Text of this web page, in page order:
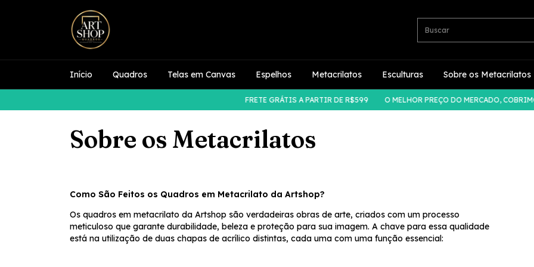
Início Quadros Telas em Canvas Espelhos Metacrilatos Esculturas Sobre os Metacrilatos
FRETE GRÁTIS A PARTIR DE R$599 O MELHOR PREÇO DO MERCADO, COBRIMOS
Sobre os Metacrilatos
Como São Feitos os Quadros em Metacrilato da Artshop?
Os quadros em metacrilato da Artshop são verdadeiras obras de arte, criados com um processo
meticuloso que garante durabilidade, beleza e proteção para sua imagem. A chave para essa qualidade
está na utilização de duas chapas de acrílico distintas, cada uma com uma função essencial: